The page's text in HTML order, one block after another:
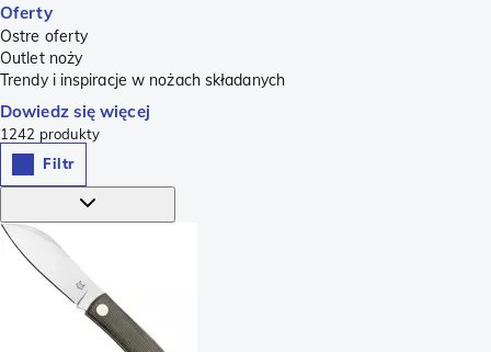
Oferty
Ostre oferty
Outlet noży
Trendy i inspiracje w nożach składanych
Dowiedz się więcej
1242 produkty
Filtr